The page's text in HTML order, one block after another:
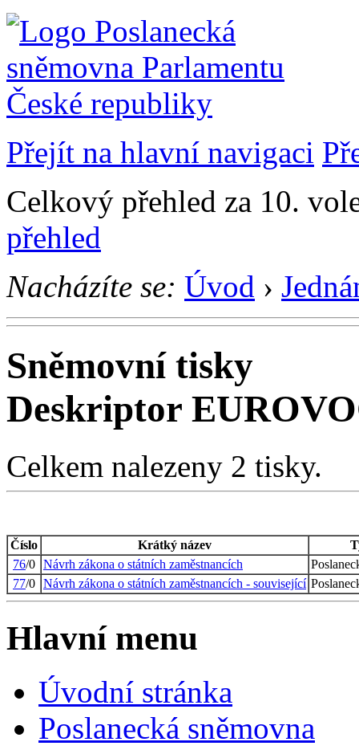
Přejít na hlavní navigaci
Celkový přehled za 10.
přehled
Nacházíte se: Úvod ›
Sněmovní tisky
Deskriptor
Celkem nalezeny 2 tisky.
Číslo Krátký název
76/0 Návrh zákona o státních zaměstnancích
77/0 Návrh zákona o státních zaměstnancích - související
Hlavní menu
Úvodní stránka
Poslanecká sněmovna